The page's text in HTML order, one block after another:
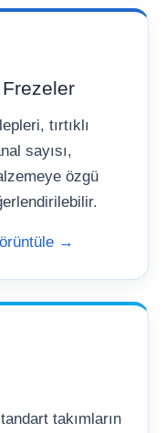
tırtıklı
sayısı,
özgü
→
takımların